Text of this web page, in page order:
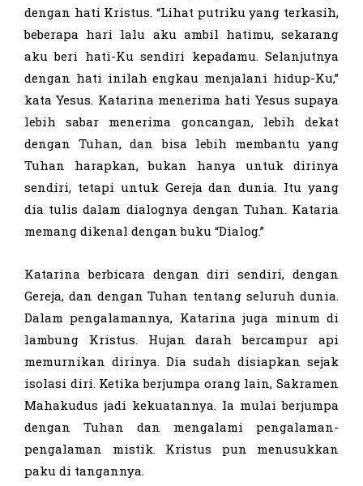
dengan hati Kristus. “Lihat putriku yang terkasih,
beberapa hari lalu aku ambil hatimu, sekarang
aku beri hati-Ku sendiri kepadamu. Selanjutnya
dengan hati inilah engkau menjalani hidup-Ku,”
kata Yesus. Katarina menerima hati Yesus supaya
lebih sabar menerima goncangan, lebih dekat
dengan Tuhan, dan bisa lebih membantu yang
Tuhan harapkan, bukan hanya untuk dirinya
sendiri, tetapi untuk Gereja dan dunia. Itu yang
dia tulis dalam dialognya dengan Tuhan. Kataria
memang dikenal dengan buku “Dialog.”
Katarina berbicara dengan diri sendiri, dengan
Gereja, dan dengan Tuhan tentang seluruh dunia.
Dalam pengalamannya, Katarina juga minum di
lambung Kristus. Hujan darah bercampur api
memurnikan dirinya. Dia sudah disiapkan sejak
isolasi diri. Ketika berjumpa orang lain, Sakramen
Mahakudus jadi kekuatannya. Ia mulai berjumpa
dengan Tuhan dan mengalami pengalaman-
pengalaman mistik. Kristus pun menusukkan
paku di tangannya.